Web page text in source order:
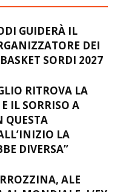
GUIDERÀ IL
DEI
SORDI 2027
RITROVA LA
IL SORRISO A
QUESTA
LA
DIVERSA”
ALE